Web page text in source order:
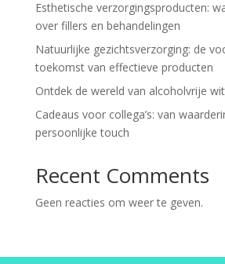
Esthetische verzorgingsproducten:
over fillers en behandelingen
Natuurlijke gezichtsverzorging: de
toekomst van effectieve producten
Ontdek de wereld van alcoholvrije
Cadeaus voor collega’s: van
persoonlijke touch
Recent Comments
Geen reacties om weer te geven.